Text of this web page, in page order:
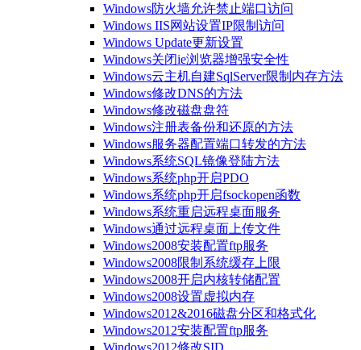
Windows防火墙允许禁止端口访问
Windows IIS网站设置IP限制访问
Windows Update更新设置
Windows关闭ie浏览器增强安全性
Windows云主机自建SqlServer限制内存方法
Windows修改DNS的方法
Windows修改磁盘盘符
Windows注册表备份和还原的方法
Windows服务器配置端口转发的方法
Windows系统SQL镜像登陆方法
Windows系统php开启PDO
Windows系统php开启fsockopen函数
Windows系统重启远程桌面服务
Windows通过远程桌面上传文件
Windows2008安装配置ftp服务
Windows2008限制系统缓存上限
Windows2008开启内核转储配置
Windows2008设置虚拟内存
Windows2012&2016磁盘分区和格式化
Windows2012安装配置ftp服务